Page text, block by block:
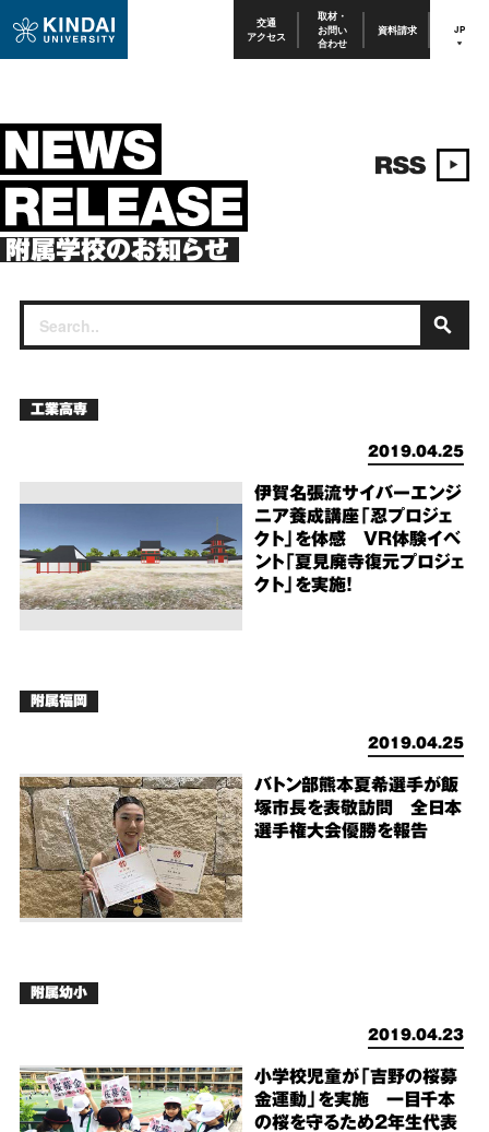
交通
アクセス
取材・
お問い
合わせ
資料請求 JP
附属学校のお知らせ
工業高専
2019.04.25
伊賀名張流サイバーエンジ
ニア養成講座「忍プロジェ
クト」を体感 VR体験イベ
ント「夏見廃寺復元プロジェ
クト」を実施！
附属福岡
2019.04.25
バトン部熊本夏希選手が飯
塚市長を表敬訪問 全日本
選手権大会優勝を報告
附属幼小
2019.04.23
小学校児童が「吉野の桜募
金運動」を実施 一目千本
の桜を守るため2年生代表